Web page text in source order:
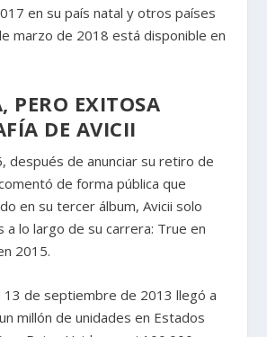
en su país natal y otros países
marzo de 2018 está disponible en
PERO EXITOSA
DE AVICII
después de anunciar su retiro de
de forma pública que
en su tercer álbum, Avicii solo
a lo largo de su carrera: True en
2015.
13 de septiembre de 2013 llegó a
millón de unidades en Estados